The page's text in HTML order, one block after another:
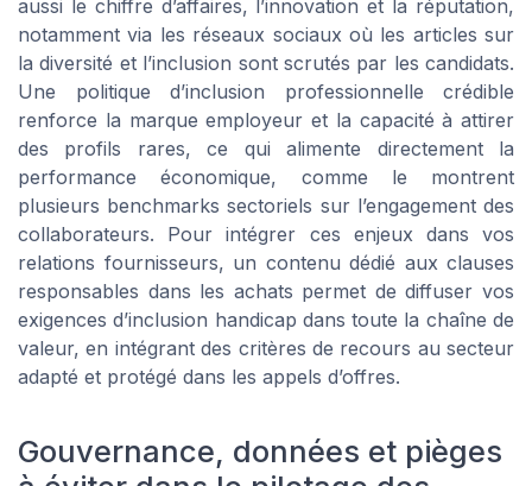
aussi le chiffre d’affaires, l’innovation et la réputation,
notamment via les réseaux sociaux où les articles sur
la diversité et l’inclusion sont scrutés par les candidats.
Une politique d’inclusion professionnelle crédible
renforce la marque employeur et la capacité à attirer
des profils rares, ce qui alimente directement la
performance économique, comme le montrent
plusieurs benchmarks sectoriels sur l’engagement des
collaborateurs. Pour intégrer ces enjeux dans vos
relations fournisseurs, un contenu dédié aux clauses
responsables dans les achats permet de diffuser vos
exigences d’inclusion handicap dans toute la chaîne de
valeur, en intégrant des critères de recours au secteur
adapté et protégé dans les appels d’offres.
Gouvernance, données et pièges